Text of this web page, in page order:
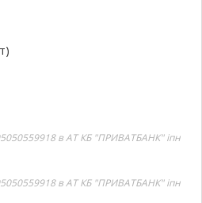
в АТ КБ "ПРИВАТБАНК" іпн
в АТ КБ "ПРИВАТБАНК" іпн